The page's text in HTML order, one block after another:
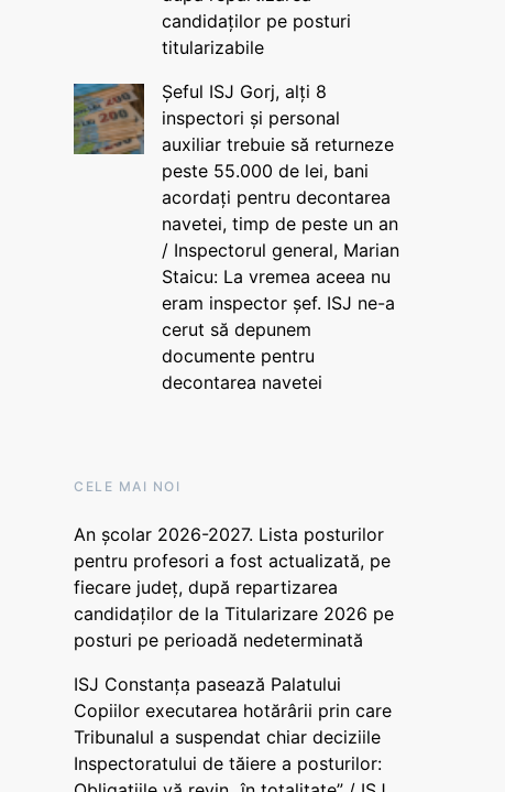
candidaților pe posturi
titularizabile
Șeful ISJ Gorj, alți 8
inspectori și personal
auxiliar trebuie să returneze
peste 55.000 de lei, bani
acordați pentru decontarea
navetei, timp de peste un an
/ Inspectorul general, Marian
Staicu: La vremea aceea nu
eram inspector șef. ISJ ne-a
cerut să depunem
documente pentru
decontarea navetei
CELE MAI NOI
An școlar 2026-2027. Lista posturilor
pentru profesori a fost actualizată, pe
fiecare județ, după repartizarea
candidaților de la Titularizare 2026 pe
posturi pe perioadă nedeterminată
ISJ Constanța pasează Palatului
Copiilor executarea hotărârii prin care
Tribunalul a suspendat chiar deciziile
Inspectoratului de tăiere a posturilor: